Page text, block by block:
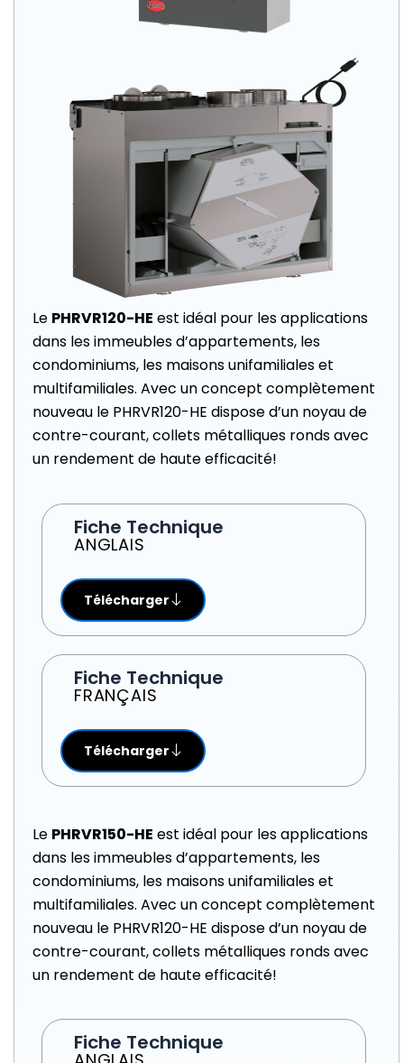
Le PHRVR120-HE est idéal pour les applications
dans les immeubles d’appartements, les
condominiums, les maisons unifamiliales et
multifamiliales. Avec un concept complètement
nouveau le PHRVR120-HE dispose d’un noyau de
contre-courant, collets métalliques ronds avec
un rendement de haute efficacité!
Fiche Technique
ANGLAIS
Télécharger
Fiche Technique
FRANÇAIS
Télécharger
Le PHRVR150-HE est idéal pour les applications
dans les immeubles d’appartements, les
condominiums, les maisons unifamiliales et
multifamiliales. Avec un concept complètement
nouveau le PHRVR120-HE dispose d’un noyau de
contre-courant, collets métalliques ronds avec
un rendement de haute efficacité!
Fiche Technique